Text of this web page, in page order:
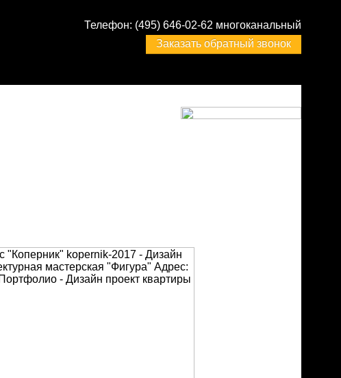
Телефон: (495) 646-02-62 многоканальный
Заказать обратный звонок